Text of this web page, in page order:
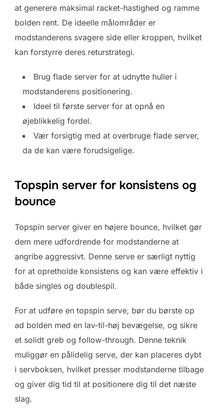
at generere maksimal racket-hastighed og ramme
bolden rent. De ideelle målområder er
modstanderens svagere side eller kroppen, hvilket
kan forstyrre deres returstrategi.
Brug flade server for at udnytte huller i
modstanderens positionering.
Ideel til første server for at opnå en
øjeblikkelig fordel.
Vær forsigtig med at overbruge flade server,
da de kan være forudsigelige.
Topspin server for konsistens og
bounce
Topspin server giver en højere bounce, hvilket gør
dem mere udfordrende for modstanderne at
angribe aggressivt. Denne serve er særligt nyttig
for at opretholde konsistens og kan være effektiv i
både singles og doublespil.
For at udføre en topspin serve, bør du børste op
ad bolden med en lav-til-høj bevægelse, og sikre
et solidt greb og follow-through. Denne teknik
muliggør en pålidelig serve, der kan placeres dybt
i servboksen, hvilket presser modstanderne tilbage
og giver dig tid til at positionere dig til det næste
slag.